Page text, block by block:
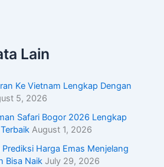
Lain
Ke Vietnam Lengkap Dengan
5, 2026
Safari Bogor 2026 Lengkap
August 1, 2026
Harga Emas Menjelang
Bisa Naik July 29, 2026